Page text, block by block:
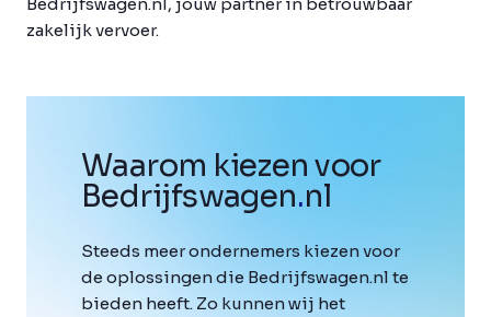
zakelijk vervoer.
Waarom kiezen voor
Bedrijfswagen.nl
Steeds meer ondernemers kiezen voor
de oplossingen die Bedrijfswagen.nl te
bieden heeft. Zo kunnen wij het